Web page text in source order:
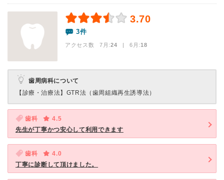
3.70
3件
アクセス数 7月:24 | 6月:18
歯周病科について
【診療・治療法】 GTR法（歯周組織再生誘導法）
歯科
4.5
先生が丁寧かつ安心して利用できます
歯科
4.0
丁寧に診断して頂けました。